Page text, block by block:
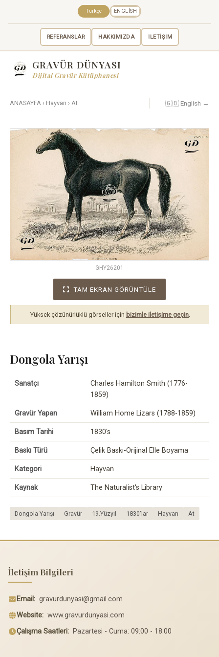
REFERANSLAR HAKKIMIZDA İLETİŞİM
Türkçe ENGLISH
GRAVÜR DÜNYASI
Dijital Gravür Kütüphanesi
ANASAYFA › Hayvan › At 🇬🇧 English →
GHY26201
TAM EKRAN GÖRÜNTÜLE
Yüksek çözünürlüklü görseller için bizimle iletişime geçin
Dongola Yarışı
Sanatçı
Charles Hamilton Smith (1776-
1859)
Gravür Yapan William Home Lizars (1788-1859)
Basım Tarihi 1830's
Baskı Türü Çelik Baskı-Orijinal Elle Boyama
Kategori Hayvan
Kaynak The Naturalist's Library
Dongola Yarışı Gravür 19.Yüzyıl 1830'lar Hayvan At
İletişim Bilgileri
Email: gravurdunyasi@gmail.com
Website: www.gravurdunyasi.com
Çalışma Saatleri: Pazartesi - Cuma: 09:00 - 18:00